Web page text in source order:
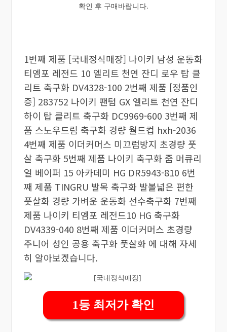
확인 후 구매바랍니다.
1번째 제품 [국내정식매장] 나이키 남성 운동화
티엠포 레전드 10 엘리트 천연 잔디 로우 탑 클
리트 축구화 DV4328-100 2번째 제품 [정품인
증] 283752 나이키 팬텀 GX 엘리트 천연 잔디
하이 탑 클리트 축구화 DC9969-600 3번째 제
품 스노우드림 축구화 경량 월드컵 hxh-2036
4번째 제품 이더커머스 미끄럼방지 초경량 풋
살 축구화 5번째 제품 나이키 축구화 줌 머큐리
얼 베이퍼 15 아카데미 HG DR5943-810 6번
째 제품 TINGRU 발목 축구화 발볼넓은 편한
풋살화 경량 가벼운 운동화 선수축구화 7번째
제품 나이키 티엠포 레전드10 HG 축구화
DV4339-040 8번째 제품 이더커머스 초경량
주니어 성인 공용 축구화 풋살화 에 대해 자세
히 알아보겠습니다.
1등 최저가 확인